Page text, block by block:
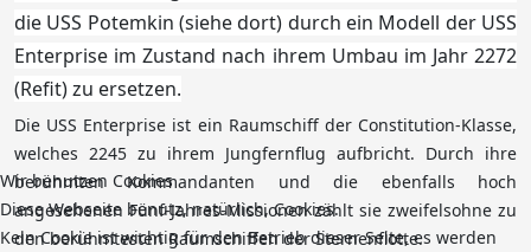
die USS Potemkin (siehe dort) durch ein Modell der USS
Enterprise im Zustand nach ihrem Umbau im Jahr 2272
(Refit) zu ersetzen.
Die USS Enterprise ist ein Raumschiff der Constitution-Klasse,
welches 2245 zu ihrem Jungfernflug aufbricht. Durch ihre
berühmten Kommandanten und die ebenfalls hoch
angesehenen Fünf-Jahres-Missionen zählt sie zweifelsohne zu
den berühmtesten Raumschiffen der Sternenflotte.
Wir benutzen Cookies
Diese Webseite benutz, natürlich, Cookies.
Kein Cookie ist wichtig für den Betrieb dieser Seite, es werden